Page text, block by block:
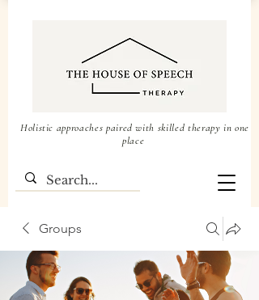
Holistic approaches paired with skilled therapy in one
place
Groups